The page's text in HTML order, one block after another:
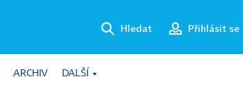
Hledat Přihlásit se
ARCHIV DALŠÍ